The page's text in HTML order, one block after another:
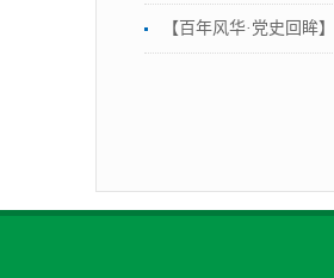
【百年风华·党史回眸